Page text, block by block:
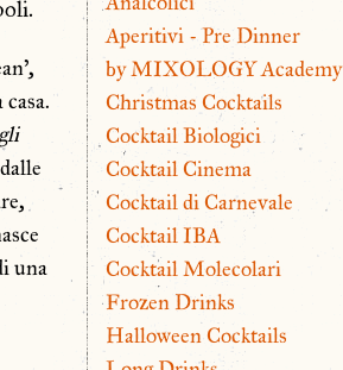
una
Aperitivi - Pre Dinner
by MIXOLOGY Academy
Christmas Cocktails
Cocktail Biologici
Cocktail Cinema
Cocktail di Carnevale
Cocktail IBA
Cocktail Molecolari
Frozen Drinks
Halloween Cocktails